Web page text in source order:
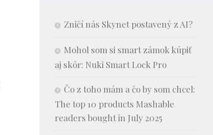
Zničí nás Skynet postavený z AI?
Mohol som si smart zámok kúpiť
aj skôr: Nuki Smart Lock Pro
Čo z toho mám a čo by som chcel:
The top 10 products Mashable
readers bought in July 2025